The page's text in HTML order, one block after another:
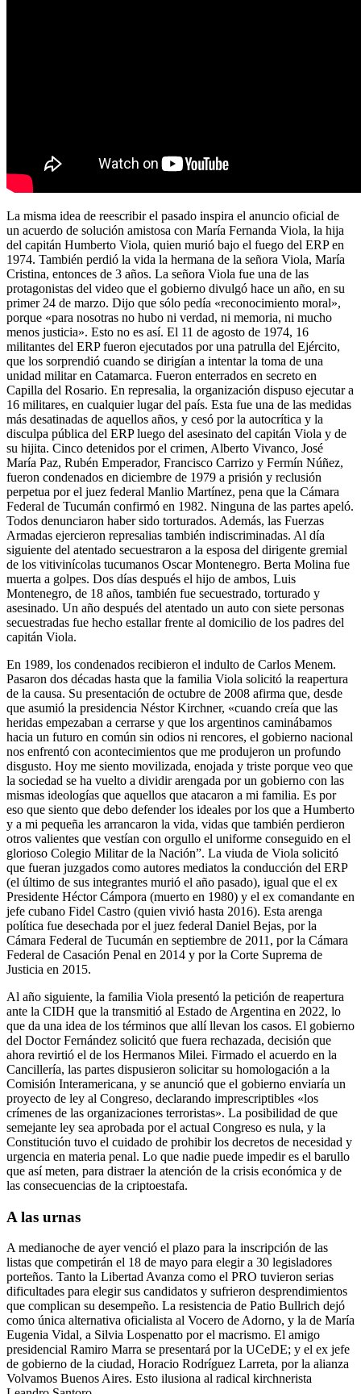
La misma idea de reescribir el pasado inspira el anuncio oficial de
un acuerdo de solución amistosa con María Fernanda Viola, la hija
del capitán Humberto Viola, quien murió bajo el fuego del ERP en
1974. También perdió la vida la hermana de la señora Viola, María
Cristina, entonces de 3 años. La señora Viola fue una de las
protagonistas del video que el gobierno divulgó hace un año, en su
primer 24 de marzo. Dijo que sólo pedía «reconocimiento moral»,
porque «para nosotras no hubo ni verdad, ni memoria, ni mucho
menos justicia». Esto no es así. El 11 de agosto de 1974, 16
militantes del ERP fueron ejecutados por una patrulla del Ejército,
que los sorprendió cuando se dirigían a intentar la toma de una
unidad militar en Catamarca. Fueron enterrados en secreto en
Capilla del Rosario. En represalia, la organización dispuso ejecutar a
16 militares, en cualquier lugar del país. Esta fue una de las medidas
más desatinadas de aquellos años, y cesó por la autocrítica y la
disculpa pública del ERP luego del asesinato del capitán Viola y de
su hijita. Cinco detenidos por el crimen, Alberto Vivanco, José
María Paz, Rubén Emperador, Francisco Carrizo y Fermín Núñez,
fueron condenados en diciembre de 1979 a prisión y reclusión
perpetua por el juez federal Manlio Martínez, pena que la Cámara
Federal de Tucumán confirmó en 1982. Ninguna de las partes apeló.
Todos denunciaron haber sido torturados. Además, las Fuerzas
Armadas ejercieron represalias también indiscriminadas. Al día
siguiente del atentado secuestraron a la esposa del dirigente gremial
de los vitivinícolas tucumanos Oscar Montenegro. Berta Molina fue
muerta a golpes. Dos días después el hijo de ambos, Luis
Montenegro, de 18 años, también fue secuestrado, torturado y
asesinado. Un año después del atentado un auto con siete personas
secuestradas fue hecho estallar frente al domicilio de los padres del
capitán Viola.
En 1989, los condenados recibieron el indulto de Carlos Menem.
Pasaron dos décadas hasta que la familia Viola solicitó la reapertura
de la causa. Su presentación de octubre de 2008 afirma que, desde
que asumió la presidencia Néstor Kirchner, «cuando creía que las
heridas empezaban a cerrarse y que los argentinos caminábamos
hacia un futuro en común sin odios ni rencores, el gobierno nacional
nos enfrentó con acontecimientos que me produjeron un profundo
disgusto. Hoy me siento movilizada, enojada y triste porque veo que
la sociedad se ha vuelto a dividir arengada por un gobierno con las
mismas ideologías que aquellos que atacaron a mi familia. Es por
eso que siento que debo defender los ideales por los que a Humberto
y a mi pequeña les arrancaron la vida, vidas que también perdieron
otros valientes que vestían con orgullo el uniforme conseguido en el
glorioso Colegio Militar de la Nación”. La viuda de Viola solicitó
que fueran juzgados como autores mediatos la conducción del ERP
(el último de sus integrantes murió el año pasado), igual que el ex
Presidente Héctor Cámpora (muerto en 1980) y el ex comandante en
jefe cubano Fidel Castro (quien vivió hasta 2016). Esta arenga
política fue desechada por el juez federal Daniel Bejas, por la
Cámara Federal de Tucumán en septiembre de 2011, por la Cámara
Federal de Casación Penal en 2014 y por la Corte Suprema de
Justicia en 2015.
Al año siguiente, la familia Viola presentó la petición de reapertura
ante la CIDH que la transmitió al Estado de Argentina en 2022, lo
que da una idea de los términos que allí llevan los casos. El gobierno
del Doctor Fernández solicitó que fuera rechazada, decisión que
ahora revirtió el de los Hermanos Milei. Firmado el acuerdo en la
Cancillería, las partes dispusieron solicitar su homologación a la
Comisión Interamericana, y se anunció que el gobierno enviaría un
proyecto de ley al Congreso, declarando imprescriptibles «los
crímenes de las organizaciones terroristas». La posibilidad de que
semejante ley sea aprobada por el actual Congreso es nula, y la
Constitución tuvo el cuidado de prohibir los decretos de necesidad y
urgencia en materia penal. Lo que nadie puede impedir es el barullo
que así meten, para distraer la atención de la crisis económica y de
las consecuencias de la criptoestafa.
A las urnas
A medianoche de ayer venció el plazo para la inscripción de las
listas que competirán el 18 de mayo para elegir a 30 legisladores
porteños. Tanto la Libertad Avanza como el PRO tuvieron serias
dificultades para elegir sus candidatos y sufrieron desprendimientos
que complican su desempeño. La resistencia de Patio Bullrich dejó
como única alternativa oficialista al Vocero de Adorno, y la de María
Eugenia Vidal, a Silvia Lospenatto por el macrismo. El amigo
presidencial Ramiro Marra se presentará por la UCeDE; y el ex jefe
de gobierno de la ciudad, Horacio Rodríguez Larreta, por la alianza
Volvamos Buenos Aires. Esto ilusiona al radical kirchnerista